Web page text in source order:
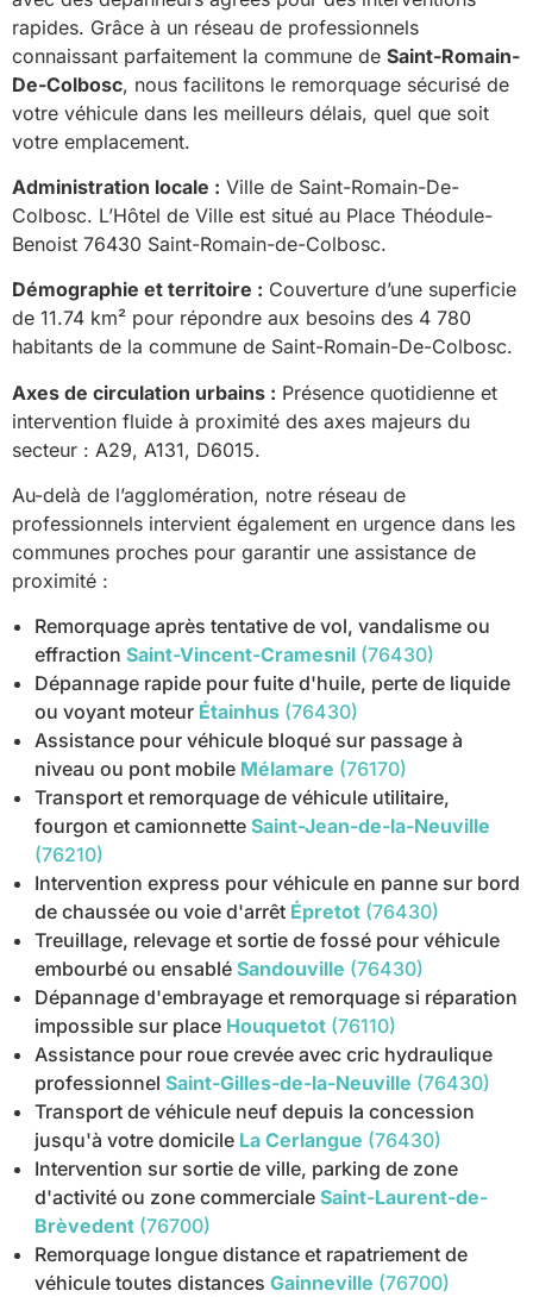
rapides. Grâce à un réseau de professionnels
connaissant parfaitement la commune de Saint-Romain-
De-Colbosc, nous facilitons le remorquage sécurisé de
votre véhicule dans les meilleurs délais, quel que soit
votre emplacement.
Administration locale : Ville de Saint-Romain-De-
Colbosc. L’Hôtel de Ville est situé au Place Théodule-
Benoist 76430 Saint-Romain-de-Colbosc.
Démographie et territoire : Couverture d’une superficie
de 11.74 km² pour répondre aux besoins des 4 780
habitants de la commune de Saint-Romain-De-Colbosc.
Axes de circulation urbains : Présence quotidienne et
intervention fluide à proximité des axes majeurs du
secteur : A29, A131, D6015.
Au-delà de l’agglomération, notre réseau de
professionnels intervient également en urgence dans les
communes proches pour garantir une assistance de
proximité :
Remorquage après tentative de vol, vandalisme ou
effraction Saint-Vincent-Cramesnil (76430)
Dépannage rapide pour fuite d'huile, perte de liquide
ou voyant moteur Étainhus (76430)
Assistance pour véhicule bloqué sur passage à
niveau ou pont mobile Mélamare (76170)
Transport et remorquage de véhicule utilitaire,
fourgon et camionnette Saint-Jean-de-la-Neuville
(76210)
Intervention express pour véhicule en panne sur bord
de chaussée ou voie d'arrêt Épretot (76430)
Treuillage, relevage et sortie de fossé pour véhicule
embourbé ou ensablé Sandouville (76430)
Dépannage d'embrayage et remorquage si réparation
impossible sur place Houquetot (76110)
Assistance pour roue crevée avec cric hydraulique
professionnel Saint-Gilles-de-la-Neuville (76430)
Transport de véhicule neuf depuis la concession
jusqu'à votre domicile La Cerlangue (76430)
Intervention sur sortie de ville, parking de zone
d'activité ou zone commerciale Saint-Laurent-de-
Brèvedent (76700)
Remorquage longue distance et rapatriement de
véhicule toutes distances Gainneville (76700)